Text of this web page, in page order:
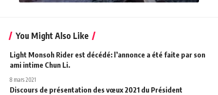
You Might Also Like
Light Monsoh Rider est décédé: l’annonce a été faite par son
ami intime Chun Li.
8 mars 2021
Discours de présentation des vœux 2021 du Président